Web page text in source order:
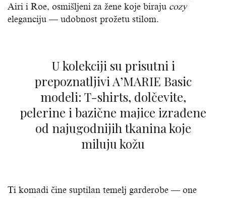
Airi i Roe, osmišljeni za žene koje biraju cozy
eleganciju — udobnost prožetu stilom.
U kolekciji su prisutni i
prepoznatljivi A’MARIE Basic
modeli: T-shirts, dolčevite,
pelerine i bazične majice izrađene
od najugodnijih tkanina koje
miluju kožu
Ti komadi čine suptilan temelj garderobe — one